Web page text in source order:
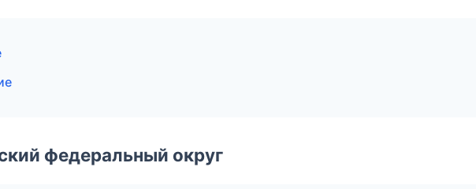
федеральный округ